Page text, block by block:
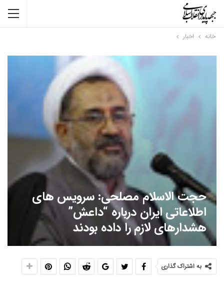
خانه اخبار
حجت الاسلام مصلحی: سرویس های
اطلاعاتی ایران درباره “داعش”
هشدارهای لازم را داده بودند
به اشتراک گذاری